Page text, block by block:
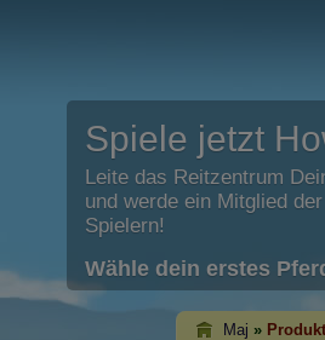
Spiele jetzt
Leite das Reitzentrum
und werde ein Mitglied
Spielern!
Wähle dein erstes
Maj »